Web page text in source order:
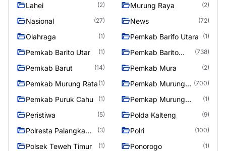
Lahei (2) Murung Raya (2)
Nasional (27) News (72)
Olahraga (1) Pemkab Barifo Utara (1)
Pemkab Barito Utar (1)
Pemkab Barito
(738)
Pemkab Barut (14) Pemkab Mura (2)
Pemkab Murung Rata (1)
Pemkab Murung
(700)
Pemkab Puruk Cahu (1)
Pemkap Murung
(1)
Peristiwa (5) Polda Kalteng (9)
Polresta Palangka
(3) Polri (100)
Polsek Teweh Timur (1) Ponorogo (1)